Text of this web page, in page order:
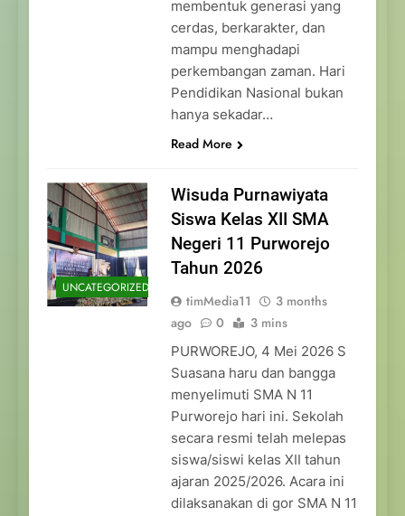
membentuk generasi yang
cerdas, berkarakter, dan
mampu menghadapi
perkembangan zaman. Hari
Pendidikan Nasional bukan
hanya sekadar…
Read More
UNCATEGORIZED
Wisuda Purnawiyata
Siswa Kelas XII SMA
Negeri 11 Purworejo
Tahun 2026
timMedia11
3 months
ago
0 3 mins
PURWOREJO, 4 Mei 2026 S
Suasana haru dan bangga
menyelimuti SMA N 11
Purworejo hari ini. Sekolah
secara resmi telah melepas
siswa/siswi kelas XII tahun
ajaran 2025/2026. Acara ini
dilaksanakan di gor SMA N 11